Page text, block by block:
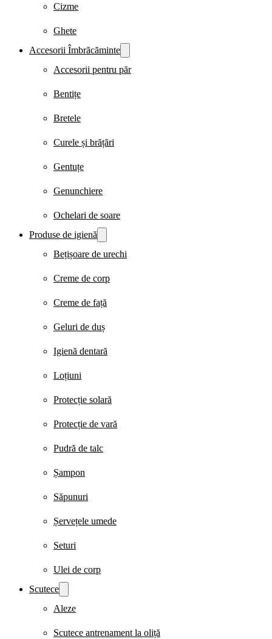
Cizme
Ghete
Accesorii Îmbrăcăminte
Accesorii pentru păr
Bentițe
Bretele
Curele și brățări
Gentuțe
Genunchiere
Ochelari de soare
Produse de igienă
Bețișoare de urechi
Creme de corp
Creme de față
Geluri de duș
Igienă dentară
Loțiuni
Protecție solară
Protecție de vară
Pudră de talc
Șampon
Săpunuri
Șervețele umede
Seturi
Ulei de corp
Scutece
Aleze
Scutece antrenament la oliță